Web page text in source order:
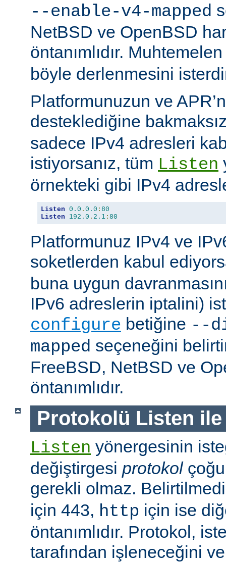
--enable-v4-mapped
NetBSD ve OpenBSD
öntanımlıdır.
böyle derlenmesini
Platformunuzun ve
desteklediğine
sadece IPv4 adresleri
istiyorsanız, tüm Listen
örnekteki gibi IPv4
Listen 0.0 . 0.0 : 80
Listen
192.0 . 2.1 : 80
Platformunuz IPv4 ve
soketlerden kabul
buna uygun
IPv6 adreslerin iptalini)
configure betiğine --
mapped seçeneğini
FreeBSD, NetBSD ve
öntanımlıdır.
Protokolü Listen
Listen yönergesinin
değiştirgesi protokolçoğu
gerekli olmaz.
için 443, http için ise
öntanımlıdır. Protokol,
tarafından işleneceğini